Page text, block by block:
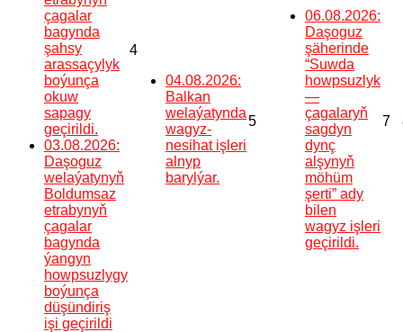
çagalar
bagynda
şahsy
arassaçylyk
boýunça
okuw
sapagy
geçirildi.
03.08.2026:
Daşoguz
welaýatynyň
Boldumsaz
etrabynyň
çagalar
bagynda
ýangyn
howpsuzlygy
boýunça
düşündiriş
işi geçirildi
4
04.08.2026:
Balkan
welaýatynda
wagyz-
nesihat işleri
alnyp
barylýar.
5
06.08.2026:
Daşoguz
şäherinde
“Suwda
howpsuzlyk
—
çagalaryň
sagdyn
dynç
alşynyň
möhüm
şerti” ady
bilen
wagyz işleri
geçirildi.
7